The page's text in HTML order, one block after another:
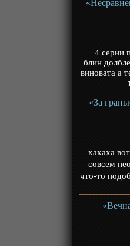
4 серии
блин
виновата а
«За
хахаха
совсем
что-то